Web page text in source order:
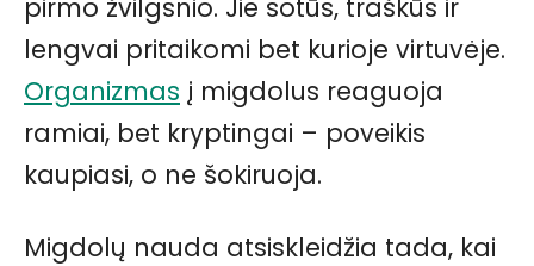
pirmo žvilgsnio. Jie sotūs, traškūs ir
lengvai pritaikomi bet kurioje virtuvėje.
Organizmas į migdolus reaguoja
ramiai, bet kryptingai – poveikis
kaupiasi, o ne šokiruoja.
Migdolų nauda atsiskleidžia tada, kai